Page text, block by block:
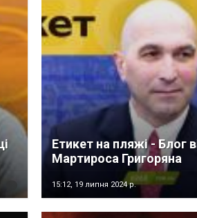
Етикет на пляжі - Блог
Мартироса Григоряна
15:12, 19 липня 2024 р.